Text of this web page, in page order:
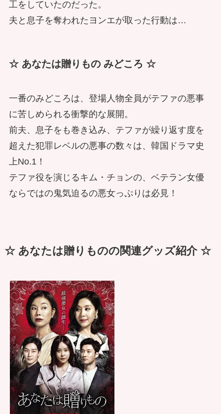
工をしていたのだった。
夫と息子を奪われたヨンエが取った行動は…
☆ あなたは贈りもの みどころ ☆
一番のみどころは、登場人物全員がテファの悪事
に苦しめられる衝撃的な展開。
前夫、息子をも巻き込み、テファが繰り返す度を
超えた犯罪レベルの悪事の数々は、韓国ドラマ史
上No.1！
テファ役を演じるキム・チョンの、ベテラン女優
ならではの鬼気迫るの悪女っぷりは必見！
☆ あなたは贈りものの関連グッズ紹介 ☆